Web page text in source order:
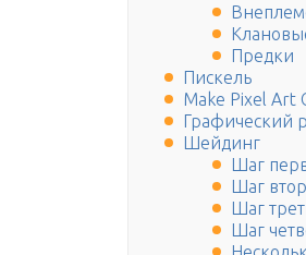
Предки
Пискель
Make Pixel Art
Графический
Шейдинг
Шаг
Шаг
Шаг
Шаг